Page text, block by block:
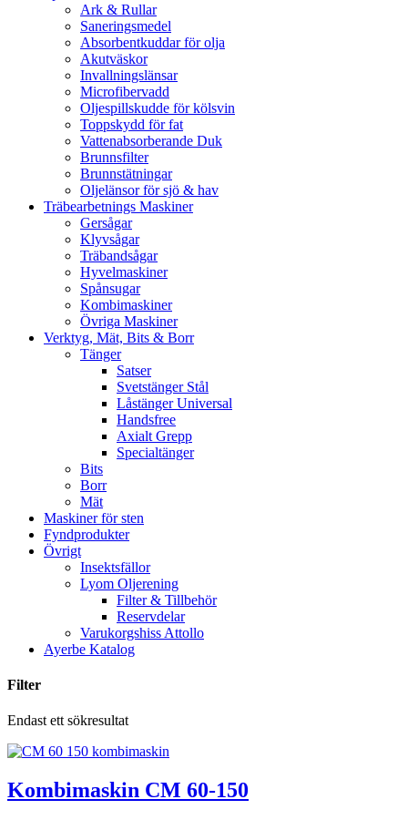
Ark & Rullar
Saneringsmedel
Absorbentkuddar för olja
Akutväskor
Invallningslänsar
Microfibervadd
Oljespillskudde för kölsvin
Toppskydd för fat
Vattenabsorberande Duk
Brunnsfilter
Brunnstätningar
Oljelänsor för sjö & hav
Träbearbetnings Maskiner
Gersågar
Klyvsågar
Träbandsågar
Hyvelmaskiner
Spånsugar
Kombimaskiner
Övriga Maskiner
Verktyg, Mät, Bits & Borr
Tänger
Satser
Svetstänger Stål
Låstänger Universal
Handsfree
Axialt Grepp
Specialtänger
Bits
Borr
Mät
Maskiner för sten
Fyndprodukter
Övrigt
Insektsfällor
Lyom Oljerening
Filter & Tillbehör
Reservdelar
Varukorgshiss Attollo
Ayerbe Katalog
Filter
Endast ett sökresultat
Kombimaskin CM 60-150